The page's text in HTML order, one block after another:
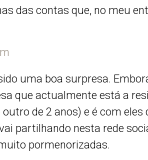
das contas que, no meu
uma boa surpresa.
que actualmente está a
de 2 anos) e é com
partilhando nesta rede
pormenorizadas.